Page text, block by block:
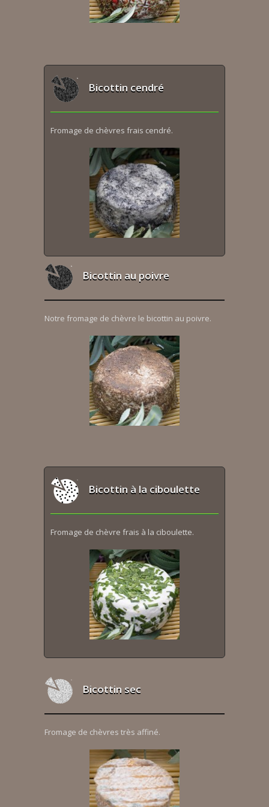
Bicottin cendré
Fromage de chèvres frais cendré.
Bicottin au poivre
Notre fromage de chèvre le bicottin au poivre.
Bicottin à la ciboulette
Fromage de chèvre frais à la ciboulette.
Bicottin sec
Fromage de chèvres très affiné.